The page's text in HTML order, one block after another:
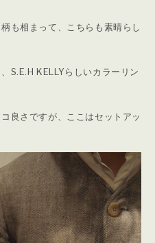
も相まって、こちらも素晴らし
S.E.H KELLYらしいカラーリン
良さですが、ここはセットアッ